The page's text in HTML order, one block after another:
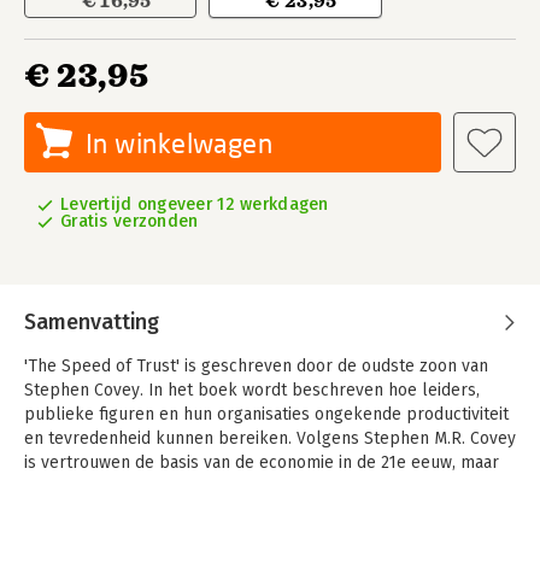
€ 23,95
In winkelwagen
Levertijd ongeveer 12 werkdagen
Gratis verzonden
Samenvatting
'The Speed of Trust' is geschreven door de oudste zoon van
Stephen Covey. In het boek wordt beschreven hoe leiders,
publieke figuren en hun organisaties ongekende productiviteit
en tevredenheid kunnen bereiken. Volgens Stephen M.R. Covey
is vertrouwen de basis van de economie in de 21e eeuw, maar